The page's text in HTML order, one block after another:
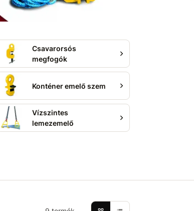
Csavarorsós
megfogók
Konténer emelő szem
Vízszintes
lemezemelő